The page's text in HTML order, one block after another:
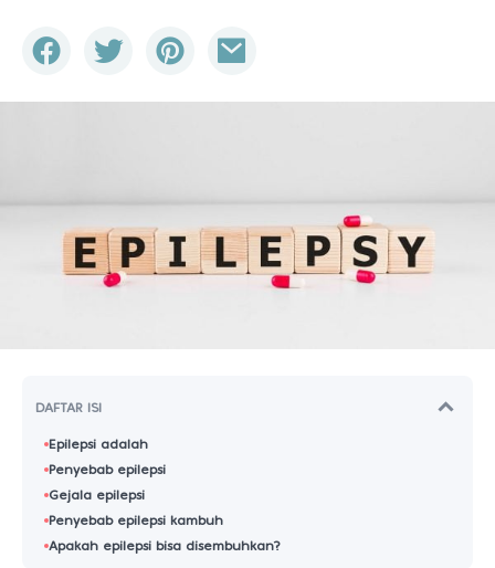
DAFTAR ISI
Epilepsi adalah
Penyebab epilepsi
Gejala epilepsi
Penyebab epilepsi kambuh
Apakah epilepsi bisa disembuhkan?